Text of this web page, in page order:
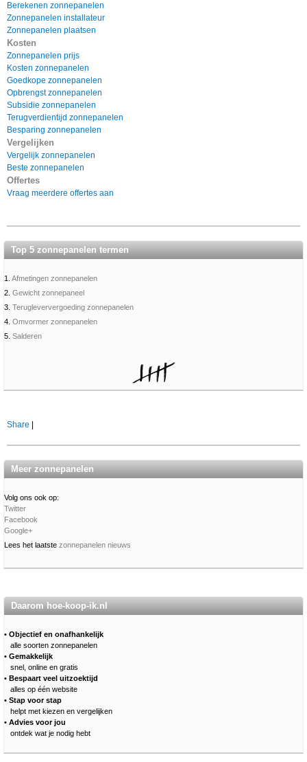
Berekenen zonnepanelen
Zonnepanelen installateur
Zonnepanelen plaatsen
Kosten
Zonnepanelen prijs
Kosten zonnepanelen
Goedkope zonnepanelen
Opbrengst zonnepanelen
Subsidie zonnepanelen
Terugverdientijd zonnepanelen
Besparing zonnepanelen
Vergelijken
Vergelijk zonnepanelen
Beste zonnepanelen
Offertes
Vraag meerdere offertes aan
Top 5 zonnepanelen termen
1. Afmetingen zonnepanelen
2. Gewicht zonnepaneel
3. Terugleververgoeding zonnepanelen
4. Omvormer zonnepanelen
5. Salderen
Share
Meer zonnepanelen
Volg ons ook op:
Twitter
Facebook
Google+
Lees het laatste zonnepanelen nieuws
Daarom hoe-koop-ik.nl
• Objectief en onafhankelijk
alle soorten zonnepanelen
• Gemakkelijk
snel, online en gratis
• Bespaart veel uitzoektijd
alles op één website
• Stap voor stap
helpt met kiezen en vergelijken
• Advies voor jou
ontdek wat je nodig hebt